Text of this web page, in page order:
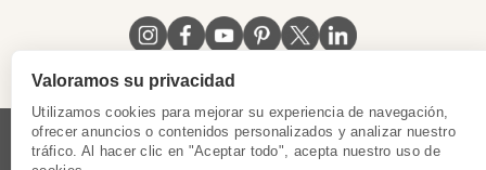
Licencia de Vietnam | Certificado de Singapur
|
Valoramos su privacidad
Utilizamos cookies para mejorar su experiencia de navegación,
ofrecer anuncios o contenidos personalizados y analizar nuestro
tráfico. Al hacer clic en "Aceptar todo", acepta nuestro uso de